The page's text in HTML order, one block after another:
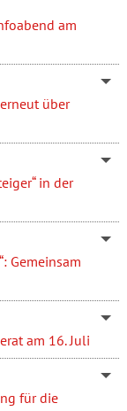
am
über
in der
Gemeinsam
am 16. Juli
für die